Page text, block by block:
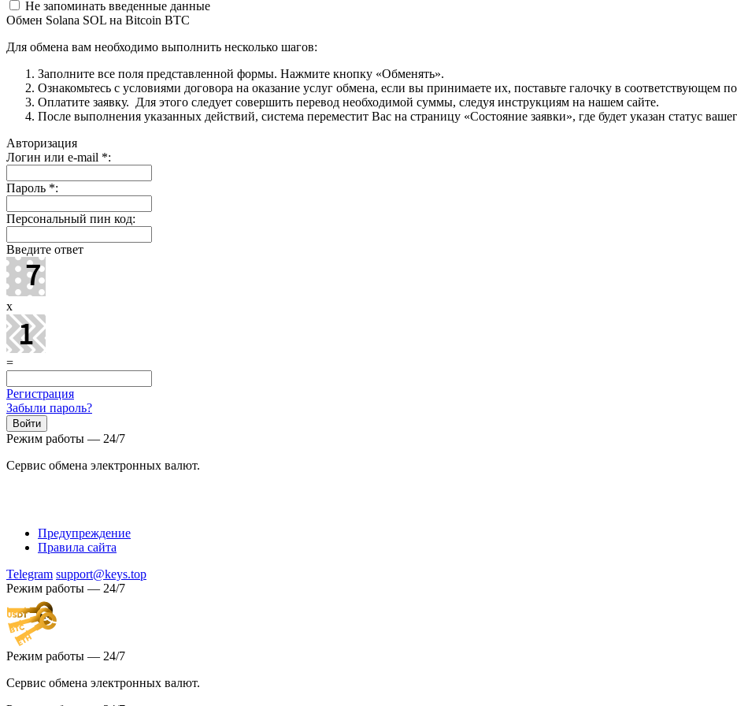
Не запоминать введенные данные
Обмен Solana SOL на Bitcoin BTC
Для обмена вам необходимо выполнить несколько шагов:
Заполните все поля представленной формы. Нажмите кнопку «Обменять».
Ознакомьтесь с условиями договора на оказание услуг обмена, если вы принимаете их, поставьте галочку в соответствующем
Оплатите заявку. Для этого следует совершить перевод необходимой суммы, следуя инструкциям на нашем сайте.
После выполнения указанных действий, система переместит Вас на страницу «Состояние заявки», где будет указан статус
Авторизация
Логин или e-mail *:
Пароль *:
Персональный пин код:
Введите ответ
x
=
Регистрация
Забыли пароль?
Режим работы — 24/7
Сервис обмена электронных валют.
Предупреждение
Правила сайта
Telegram support@keys.top
Режим работы — 24/7
Режим работы — 24/7
Сервис обмена электронных валют.